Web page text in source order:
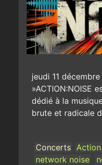
jeudi 11
»ACTION:NOISE
dédié à la
brute et radicale
Concerts Action
network noise